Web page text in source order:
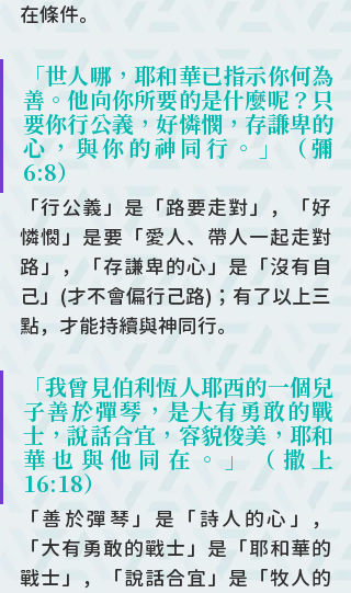
在條件。
「世人哪，耶和華已指示你何為
善。他向你所要的是什麼呢？只
要你行公義，好憐憫，存謙卑的
心，與你的神同行。」（彌
6:8）
「行公義」是「路要走對」，「好
憐憫」是要「愛人、帶人一起走對
路」，「存謙卑的心」是「沒有自
己」(才不會偏行己路)；有了以上三
點，才能持續與神同行。
「我曾見伯利恆人耶西的一個兒
子善於彈琴，是大有勇敢的戰
士，說話合宜，容貌俊美，耶和
華也與他同在。」（撒上
16:18）
「善於彈琴」是「詩人的心」，
「大有勇敢的戰士」是「耶和華的
戰士」，「說話合宜」是「牧人的